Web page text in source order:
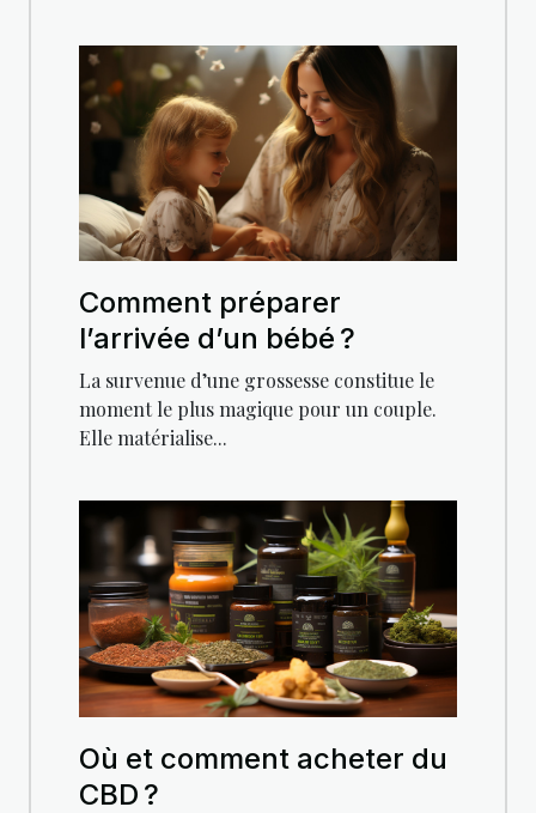
Comment préparer
l’arrivée d’un bébé ?
La survenue d’une grossesse constitue le
moment le plus magique pour un couple.
Elle matérialise...
Où et comment acheter du
CBD ?